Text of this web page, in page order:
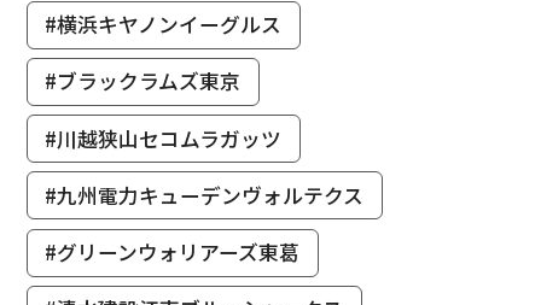
#横浜キヤノンイーグルス
#ブラックラムズ東京
#川越狭山セコムラガッツ
#九州電力キューデンヴォルテクス
#グリーンウォリアーズ東葛